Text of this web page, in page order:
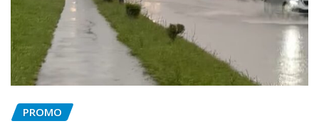
PROMO